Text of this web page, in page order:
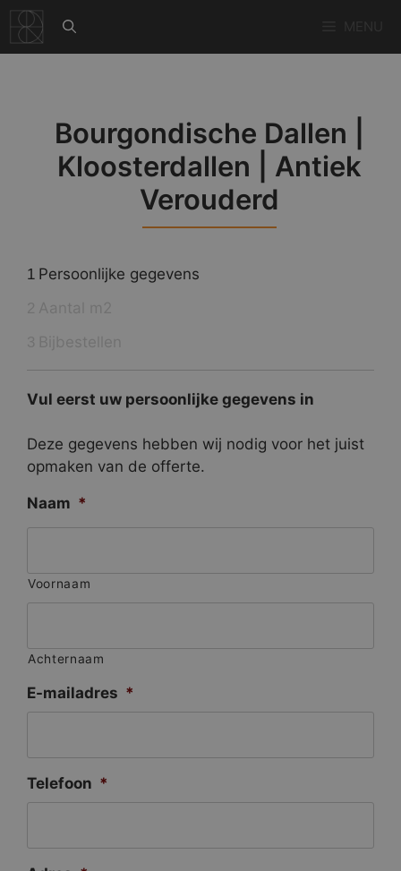
naar
de
Bourgondische Dallen |
Kloosterdallen | Antiek
Verouderd
1 Persoonlijke gegevens
Vul eerst uw persoonlijke gegevens in
Deze gegevens hebben wij nodig voor het juist
opmaken van de offerte.
Naam *
Voornaam
Achternaam
E-mailadres *
Telefoon *